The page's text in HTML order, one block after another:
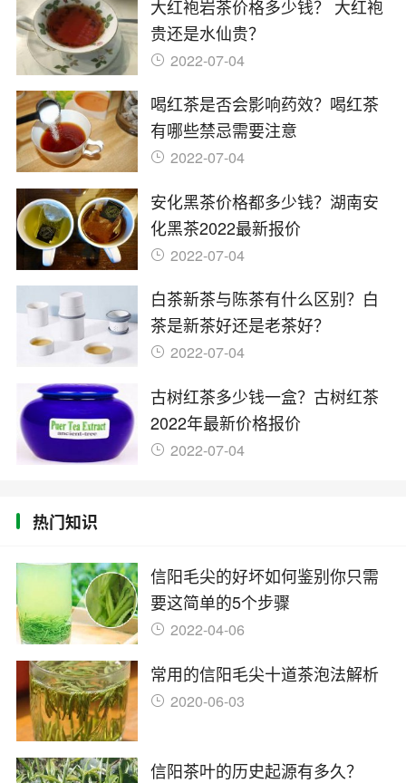
大红袍岩茶价格多少钱？ 大红袍
贵还是水仙贵？
2022-07-04
喝红茶是否会影响药效？喝红茶
有哪些禁忌需要注意
2022-07-04
安化黑茶价格都多少钱？湖南安
化黑茶2022最新报价
2022-07-04
白茶新茶与陈茶有什么区别？白
茶是新茶好还是老茶好？
2022-07-04
古树红茶多少钱一盒？古树红茶
2022年最新价格报价
2022-07-04
热门知识
信阳毛尖的好坏如何鉴别你只需
要这简单的5个步骤
2022-04-06
常用的信阳毛尖十道茶泡法解析
2020-06-03
信阳茶叶的历史起源有多久？